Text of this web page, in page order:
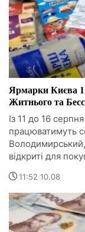
Ярмарки Києва
Житнього та
Із 11 до 16
працюватимуть
відкриті для
11:52 10.08